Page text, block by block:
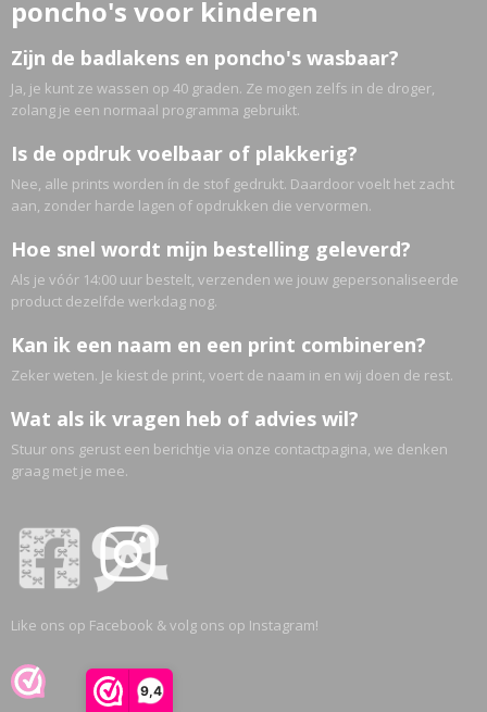
9,4
poncho's voor kinderen
Zijn de badlakens en poncho's wasbaar?
Ja, je kunt ze wassen op 40 graden. Ze mogen zelfs in de droger,
zolang je een normaal programma gebruikt.
Is de opdruk voelbaar of plakkerig?
Nee, alle prints worden ín de stof gedrukt. Daardoor voelt het zacht
aan, zonder harde lagen of opdrukken die vervormen.
Hoe snel wordt mijn bestelling geleverd?
Als je vóór 14:00 uur bestelt, verzenden we jouw gepersonaliseerde
product dezelfde werkdag nog.
Kan ik een naam en een print combineren?
Zeker weten. Je kiest de print, voert de naam in en wij doen de rest.
Wat als ik vragen heb of advies wil?
Stuur ons gerust een berichtje via onze contactpagina, we denken
graag met je mee.
Like ons op Facebook & volg ons op Instagram!